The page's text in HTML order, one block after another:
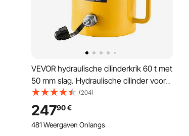
VEVOR hydraulische cilinderkrik 60 t met
50 mm slag. Hydraulische cilinder voor
carrosserie- en chassiswerkplaatsen,
compacte cilinderkrik voor krappe
werkruimtes, met snelkoppeling en
stofbescherming.
(204)
24790€
481 Weergaven Onlangs